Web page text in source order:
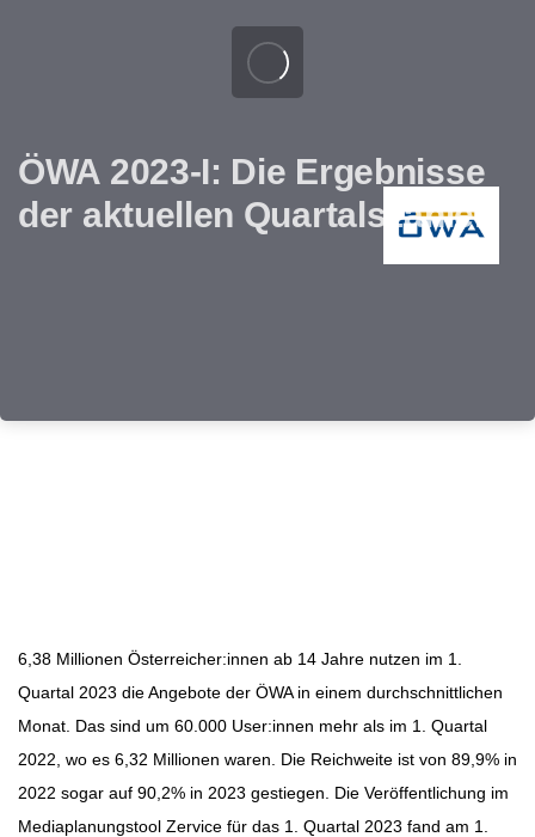
ÖWA 2023-I: Die Ergebnisse
der aktuellen Quartalszahlen
6,38 Millionen Österreicher:innen ab 14 Jahre nutzen im 1.
Quartal 2023 die Angebote der ÖWA in einem durchschnittlichen
Monat. Das sind um 60.000 User:innen mehr als im 1. Quartal
2022, wo es 6,32 Millionen waren. Die Reichweite ist von 89,9% in
2022 sogar auf 90,2% in 2023 gestiegen. Die Veröffentlichung im
Mediaplanungstool Zervice für das 1. Quartal 2023 fand am 1.